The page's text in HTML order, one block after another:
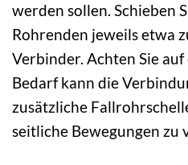
werden sollen. Schieben
Rohrenden jeweils etwa
Verbinder. Achten Sie
Bedarf kann die
zusätzliche
seitliche Bewegungen zu